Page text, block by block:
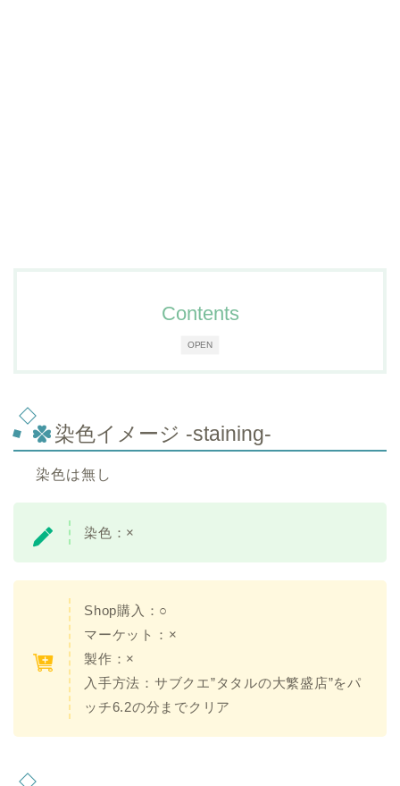
OPEN
Contents
染色イメージ -staining-
染色は無し
染色：×
Shop購入：○
マーケット：×
製作：×
入手方法：サブクエ”タタルの大繁盛店”をパ
ッチ6.2の分までクリア